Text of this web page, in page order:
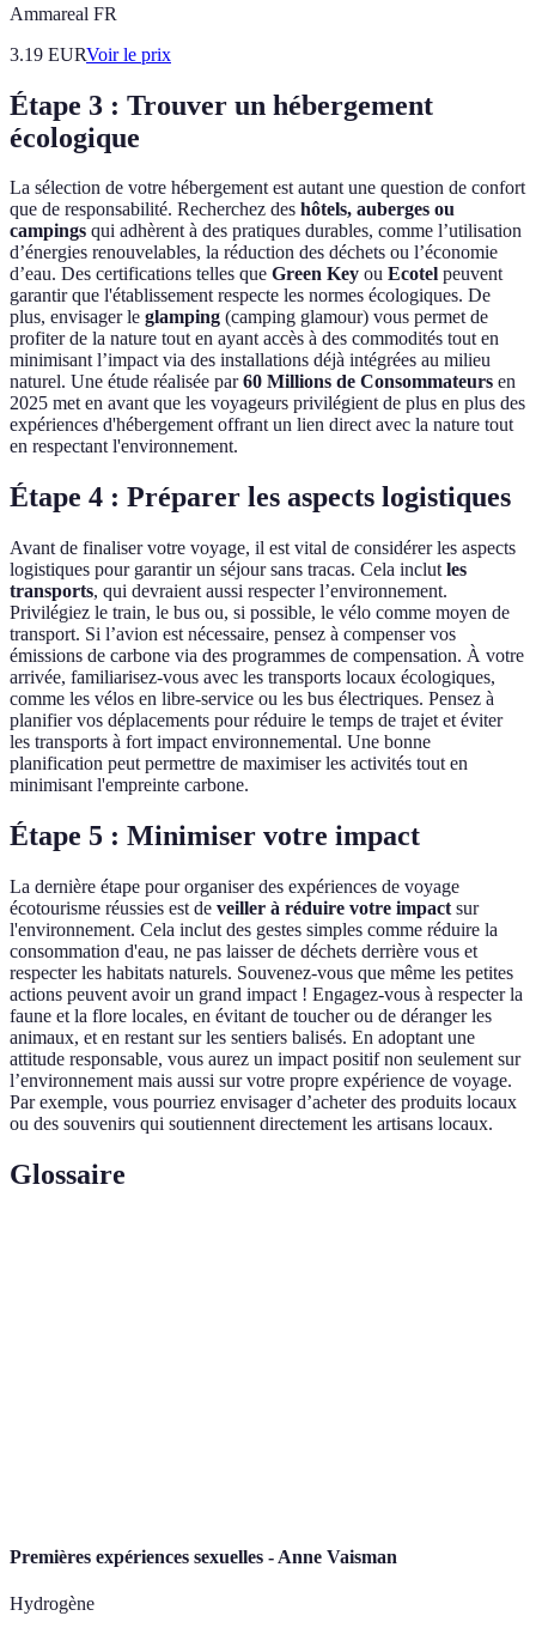
Ammareal FR
3.19 EURVoir le prix
Étape 3 : Trouver un hébergement
écologique
La sélection de votre hébergement est autant une question de confort
que de responsabilité. Recherchez des hôtels, auberges ou
campings qui adhèrent à des pratiques durables, comme l’utilisation
d’énergies renouvelables, la réduction des déchets ou l’économie
d’eau. Des certifications telles que Green Key ou Ecotel peuvent
garantir que l'établissement respecte les normes écologiques. De
plus, envisager le glamping (camping glamour) vous permet de
profiter de la nature tout en ayant accès à des commodités tout en
minimisant l’impact via des installations déjà intégrées au milieu
naturel. Une étude réalisée par60 Millions de Consommateurs en
2025 met en avant que les voyageurs privilégient de plus en plus des
expériences d'hébergement offrant un lien direct avec la nature tout
en respectant l'environnement.
Étape 4 : Préparer les aspects logistiques
Avant de finaliser votre voyage, il est vital de considérer les aspects
logistiques pour garantir un séjour sans tracas. Cela inclut les
transports, qui devraient aussi respecter l’environnement.
Privilégiez le train, le bus ou, si possible, le vélo comme moyen de
transport. Si l’avion est nécessaire, pensez à compenser vos
émissions de carbone via des programmes de compensation. À votre
arrivée, familiarisez-vous avec les transports locaux écologiques,
comme les vélos en libre-service ou les bus électriques. Pensez à
planifier vos déplacements pour réduire le temps de trajet et éviter
les transports à fort impact environnemental. Une bonne
planification peut permettre de maximiser les activités tout en
minimisant l'empreinte carbone.
Étape 5 : Minimiser votre impact
La dernière étape pour organiser des expériences de voyage
écotourisme réussies est de veiller à réduire votre impact sur
l'environnement. Cela inclut des gestes simples comme réduire la
consommation d'eau, ne pas laisser de déchets derrière vous et
respecter les habitats naturels. Souvenez-vous que même les petites
actions peuvent avoir un grand impact ! Engagez-vous à respecter la
faune et la flore locales, en évitant de toucher ou de déranger les
animaux, et en restant sur les sentiers balisés. En adoptant une
attitude responsable, vous aurez un impact positif non seulement sur
l’environnement mais aussi sur votre propre expérience de voyage.
Par exemple, vous pourriez envisager d’acheter des produits locaux
ou des souvenirs qui soutiennent directement les artisans locaux.
Glossaire
Premières expériences sexuelles - Anne Vaisman
Hydrogène